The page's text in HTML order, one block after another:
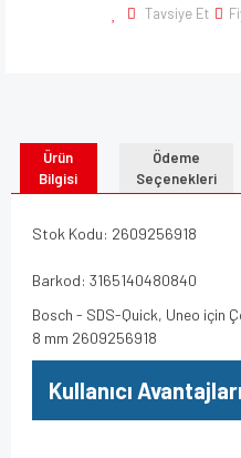
Tavsiye Et
Ürün
Bilgisi
Ödeme
Seçenekleri
Stok Kodu: 2609256918
Barkod: 3165140480840
Bosch - SDS-Quick, Uneo için
8 mm 2609256918
Kullanıcı Avantajları